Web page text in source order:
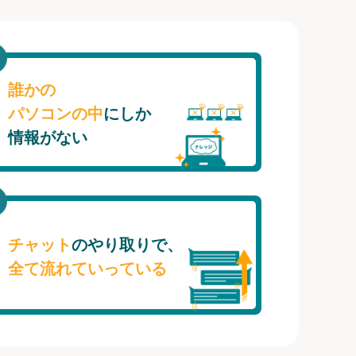
誰かの
パソコンの中にしか
情報がない
チャットのやり取りで、
全て流れていっている